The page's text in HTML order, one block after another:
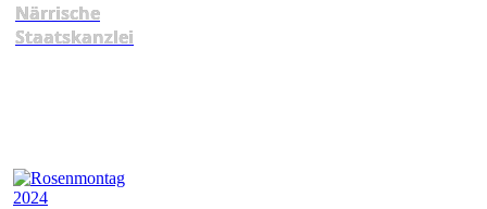
Närrische
Staatskanzlei